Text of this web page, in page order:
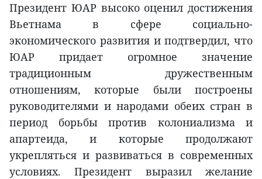
Президент ЮАР высоко оценил достижения
Вьетнама в сфере социально-
экономического развития и подтвердил, что
ЮАР придает огромное значение
традиционным дружественным
отношениям, которые были построены
руководителями и народами обеих стран в
период борьбы против колониализма и
апартеида, и которые продолжают
укрепляться и развиваться в современных
условиях. Президент выразил желание